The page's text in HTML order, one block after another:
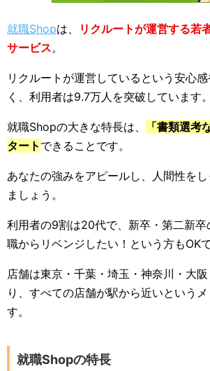
就職Shopは、
リクルートが運営する若
サービス。
リクルートが運営しているという安心
く、利用者は9.7万人を突破しています。
就職Shopの大きな特長は、
「書類選考
タート できることです。
あなたの強みをアピールし、人間性を
ましょう。
利用者の9割は20代で、新卒・第二新
職からリベンジしたい！という方もOKで
店舗は東京・千葉・埼玉・神奈川・大
り、すべての店舗が駅から近いという
す。
就職Shopの特長